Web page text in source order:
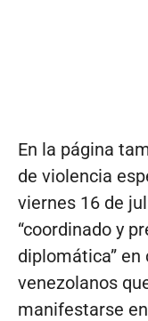
En la página
de violencia
viernes 16 de
“coordinado y
diplomática” en
venezolanos
manifestarse